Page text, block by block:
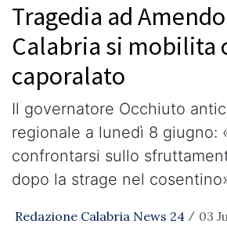
Tragedia ad
Calabria si mobilita
caporalato
​Il governatore Occhiuto
regionale a lunedì 8 giugno:
confrontarsi sullo
dopo la strage nel
Redazione Calabria News 24 / 03